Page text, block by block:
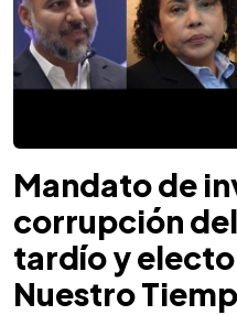
Mandato de
corrupción
tardío y
Nuestro